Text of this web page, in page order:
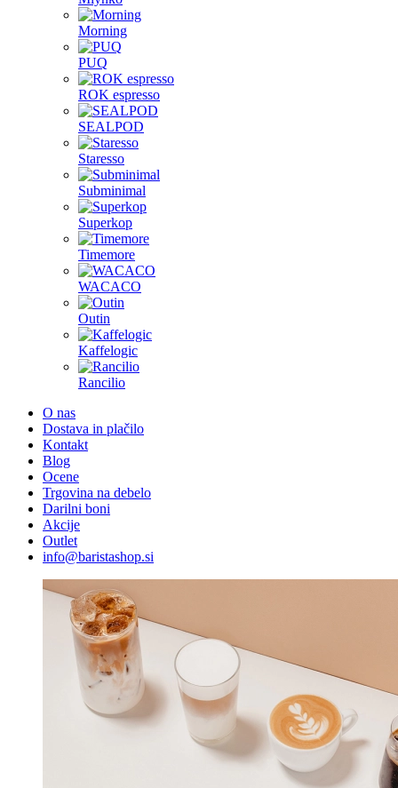
Morning
PUQ
ROK espresso
SEALPOD
Staresso
Subminimal
Superkop
Timemore
WACACO
Outin
Kaffelogic
Rancilio
O nas
Dostava in plačilo
Kontakt
Blog
Ocene
Trgovina na debelo
Darilni boni
Akcije
Outlet
info@baristashop.si